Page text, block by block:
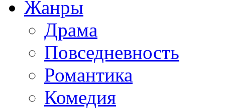
Жанры
Драма
Повседневность
Романтика
Комедия